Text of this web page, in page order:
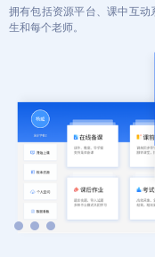
拥有包括资源平台、课中互
生和每个老师。